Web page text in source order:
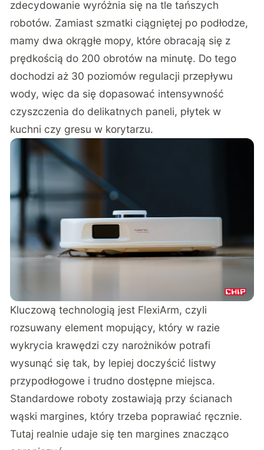
zdecydowanie wyróżnia się na tle tańszych
robotów. Zamiast szmatki ciągniętej po podłodze,
mamy dwa okrągłe mopy, które obracają się z
prędkością do 200 obrotów na minutę. Do tego
dochodzi aż 30 poziomów regulacji przepływu
wody, więc da się dopasować intensywność
czyszczenia do delikatnych paneli, płytek w
kuchni czy gresu w korytarzu.
Kluczową technologią jest FlexiArm, czyli
rozsuwany element mopujący, który w razie
wykrycia krawędzi czy narożników potrafi
wysunąć się tak, by lepiej doczyścić listwy
przypodłogowe i trudno dostępne miejsca.
Standardowe roboty zostawiają przy ścianach
wąski margines, który trzeba poprawiać ręcznie.
Tutaj realnie udaje się ten margines znacząco